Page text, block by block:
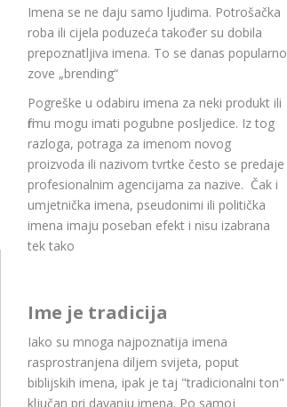
Imena se ne daju samo ljudima. Potrošačka
roba ili cijela poduzeća također su dobila
prepoznatljiva imena. To se danas popularno
zove „brending“
Pogreške u odabiru imena za neki produkt ili
firmu mogu imati pogubne posljedice. Iz tog
razloga, potraga za imenom novog
proizvoda ili nazivom tvrtke često se predaje
profesionalnim agencijama za nazive. Čak i
umjetnička imena, pseudonimi ili politička
imena imaju poseban efekt i nisu izabrana
tek tako
Ime je tradicija
Iako su mnoga najpoznatija imena
rasprostranjena diljem svijeta, poput
biblijskih imena, ipak je taj "tradicionalni ton"
ključan pri davanju imena. Po samoj